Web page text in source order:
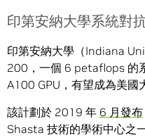
印第安納大學系統對
印第安納大學（Indiana
200，一個 6 petaflops 的
A100 GPU，有望成為美國
該計劃於 2019 年 6 月發布
Shasta 技術的學術中心之